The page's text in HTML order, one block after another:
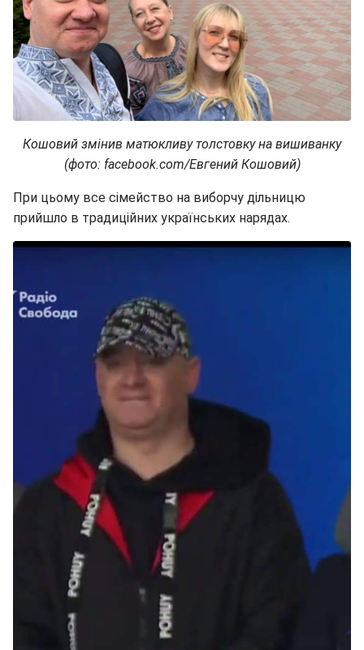
Кошовий змінив матюкливу толстовку на вишиванку
(фото: facebook.com/Евгений Кошовий)
При цьому все сімейство на виборчу дільницю
прийшло в традиційних українських нарядах.